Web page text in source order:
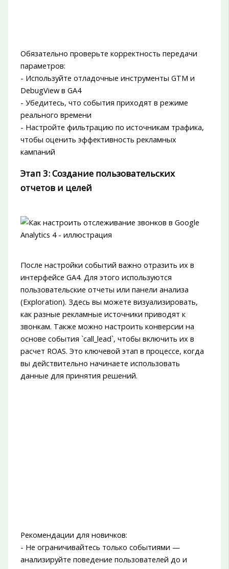
Обязательно проверьте корректность передачи
параметров:
- Используйте отладочные инструменты GTM и
DebugView в GA4
- Убедитесь, что события приходят в режиме
реального времени
- Настройте фильтрацию по источникам трафика,
чтобы оценить эффективность рекламных
кампаний
Этап 3: Создание пользовательских
отчетов и целей
После настройки событий важно отразить их в
интерфейсе GA4. Для этого используются
пользовательские отчеты или панели анализа
(Exploration). Здесь вы можете визуализировать,
как разные рекламные источники приводят к
звонкам. Также можно настроить конверсии на
основе события `call_lead`, чтобы включить их в
расчет ROAS. Это ключевой этап в процессе, когда
вы действительно начинаете использовать
данные для принятия решений.
Рекомендации для новичков:
- Не ограничивайтесь только событиями —
анализируйте поведение пользователей до и